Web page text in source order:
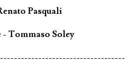
Pasquali
Tommaso Soley